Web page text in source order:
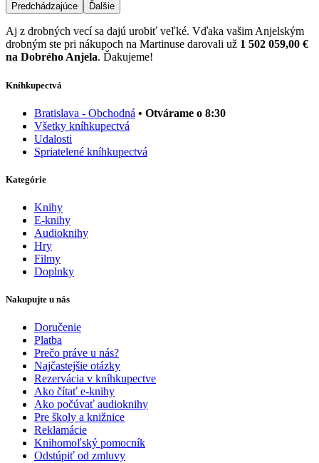
Predchádzajúce Ďalšie
Aj z drobných vecí sa dajú urobiť veľké. Vďaka vašim Anjelským
drobným ste pri nákupoch na Martinuse darovali už 1 502 059,00 €
na Dobrého Anjela. Ďakujeme!
Kníhkupectvá
Bratislava - Obchodná • Otvárame o 8:30
Všetky kníhkupectvá
Udalosti
Spriatelené kníhkupectvá
Kategórie
Knihy
E-knihy
Audioknihy
Hry
Filmy
Doplnky
Nakupujte u nás
Doručenie
Platba
Prečo práve u nás?
Najčastejšie otázky
Rezervácia v kníhkupectve
Ako čítať e-knihy
Ako počúvať audioknihy
Pre školy a knižnice
Reklamácie
Knihomoľský pomocník
Odstúpiť od zmluvy